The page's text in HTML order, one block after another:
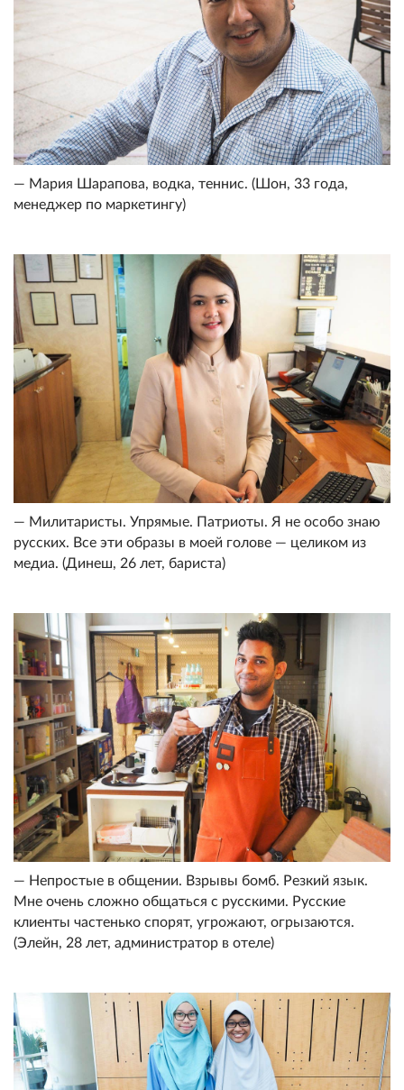
— Мария Шарапова, водка, теннис. (Шон, 33 года,
менеджер по маркетингу)
— Милитаристы. Упрямые. Патриоты. Я не особо знаю
русских. Все эти образы в моей голове — целиком из
медиа. (Динеш, 26 лет, бариста)
— Непростые в общении. Взрывы бомб. Резкий язык.
Мне очень сложно общаться с русскими. Русские
клиенты частенько спорят, угрожают, огрызаются.
(Элейн, 28 лет, администратор в отеле)